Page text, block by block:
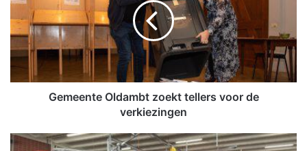
e
n
t
O
m
Gemeente Oldambt zoekt tellers voor de
verkiezingen
Z